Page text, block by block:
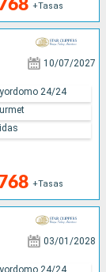
+Tasas
10/07/2027
+Tasas
24/24
03/01/2028
24/24